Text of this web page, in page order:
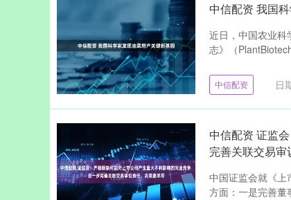
中信配资 我国
近日，中国农业科
志》（
中信配资 日
中信配资 证监
完善关联交易
中国证监会就《上
方面：一是完善董